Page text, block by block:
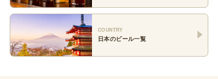
COUNTRY
日本のビール一覧